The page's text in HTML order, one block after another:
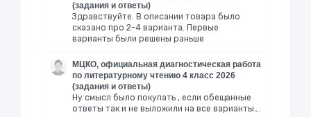
(задания и ответы)
Здравствуйте. В описании товара было
сказано про 2-4 варианта. Первые
варианты были решены раньше
МЦКО, официальная диагностическая работа
по литературному чтению 4 класс 2026
(задания и ответы)
Ну смысл было покупать , если обещанные
ответы так и не выложили на все варианты….